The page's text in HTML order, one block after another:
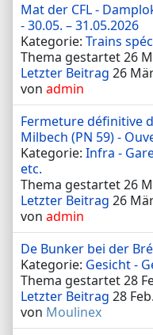
Mat der CFL -
- 30.05. – 31.05.2026
Kategorie: Trains
Thema gestartet 26
Letzter Beitrag 26
von admin
Fermeture définitive
Milbech (PN 59) -
Kategorie: Infra -
etc.
Thema gestartet 26
Letzter Beitrag 26
von admin
De Bunker bei der
Kategorie: Gesicht -
Thema gestartet 28
Letzter Beitrag 28
von Moulinex